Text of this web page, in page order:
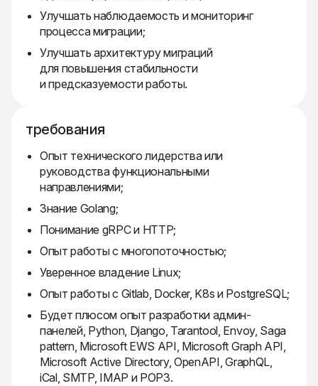
Улучшать наблюдаемость и мониторинг
процесса миграции;
Улучшать архитектуру миграций
для повышения стабильности
и предсказуемости работы.
требования
Опыт технического лидерства или
руководства функциональными
направлениями;
Знание Golang;
Понимание gRPC и HTTP;
Опыт работы с многопоточностью;
Уверенное владение Linux;
Опыт работы с Gitlab, Docker, K8s и PostgreSQL;
Будет плюсом опыт разработки админ-
панелей, Python, Django, Tarantool, Envoy, Saga
pattern, Microsoft EWS API, Microsoft Graph API,
Microsoft Active Directory, OpenAPI, GraphQL,
iCal, SMTP, IMAP и POP3.